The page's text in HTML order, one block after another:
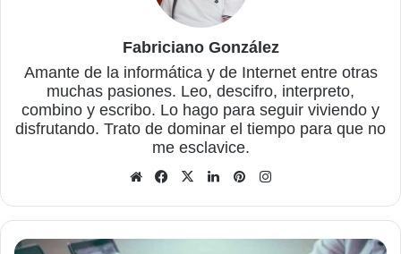
Fabriciano González
Amante de la informática y de Internet entre otras
muchas pasiones. Leo, descifro, interpreto,
combino y escribo. Lo hago para seguir viviendo y
disfrutando. Trato de dominar el tiempo para que no
me esclavice.
Sitio
Facebook
X LinkedInPinterest
Cómo